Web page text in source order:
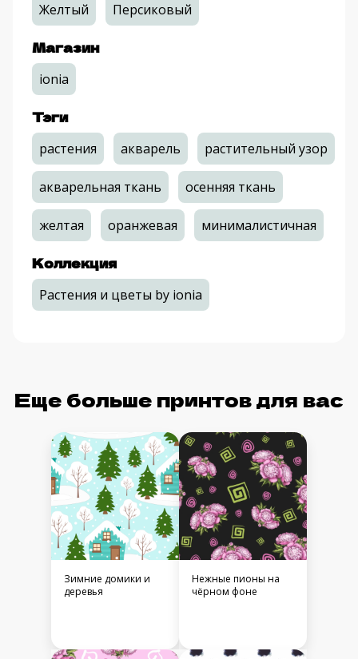
Желтый Персиковый
Магазин
ionia
Тэги
растения акварель растительный узор
акварельная ткань осенняя ткань
желтая оранжевая минималистичная
Коллекция
Растения и цветы by ionia
Еще больше принтов для вас
Зимние домики и
деревья
Нежные пионы на
чёрном фоне